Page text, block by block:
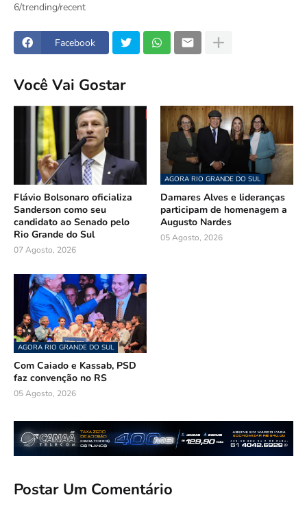
6/trending/recent
Facebook
Você Vai Gostar
Flávio Bolsonaro oficializa
Sanderson como seu
candidato ao Senado pelo
Rio Grande do Sul
07 Agosto, 2026
AGORA RIO GRANDE DO SUL
Damares Alves e lideranças
participam de homenagem a
Augusto Nardes
05 Agosto, 2026
AGORA RIO GRANDE DO SUL
Com Caiado e Kassab, PSD
faz convenção no RS
05 Agosto, 2026
Postar Um Comentário